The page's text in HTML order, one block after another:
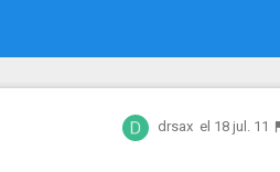
drsax el 18 jul. 11